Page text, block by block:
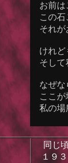
お前は
この石
それが
けれど
そして
なぜな
ここが
私の場
同じ頃
１９３